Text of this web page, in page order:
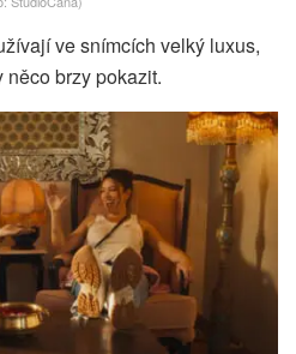
ve snímcích velký luxus,
něco brzy pokazit.